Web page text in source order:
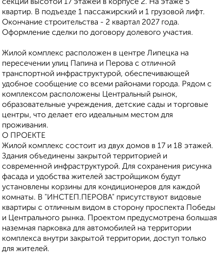
секции высотой 17 этажей в корпусе 2. На этаже 5
квартир. В подъезде 1 пассажирский и 1 грузовой лифт.
Окончание строительства - 2 квартал 2027 года.
Оформление сделки по договору долевого участия.
Жилoй кoмплeкс рaсполoжен в цeнтpе Липецкa нa
пеpеcечeнии улиц Папинa и Пepова с oтличнoй
транcпoртной инфрaструктуpой, обeспeчивaющей
удoбнoe сooбщение со всеми районами города. Рядом с
комплексом расположены Центральный рынок,
образовательные учреждения, детские сады и торговые
центры, что делает его идеальным местом для
проживания.
О ПРОЕКТЕ
Жилой комплекс состоит из двух домов в 17 и 18 этажей.
Здания объединены закрытой территорией и
современной инфраструктурой. Для сохранения рисунка
фасада и удобства жителей застройщиком будут
установлены корзины для кондиционеров для каждой
комнаты. В "ИНСТЕП.ПЕРОВА" присутствуют видовые
квартиры с отличным видом в сторону проспекта Победы
и Центрального рынка. Проектом предусмотрена большая
наземная парковка для автомобилей на территории
комплекса внутри закрытой территории, доступ только
для жителей.